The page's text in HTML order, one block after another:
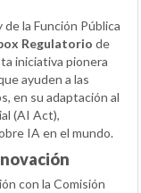
la Función Pública
Regulatorio de
iniciativa pionera
ayuden a las
en su adaptación al
(AI Act),
IA en el mundo.
con la Comisión